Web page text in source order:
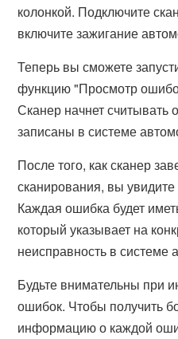
колонкой. Подключите
включите зажигание
Теперь вы сможете
функцию "Просмотр
Сканер начнет
записаны в системе
После того, как сканер
сканирования, вы
Каждая ошибка будет
который указывает на
неисправность в системе
Будьте внимательны при
ошибок. Чтобы получить
информацию о каждой